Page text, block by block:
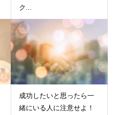
ク...
成功したいと思ったら一
緒にいる人に注意せよ！